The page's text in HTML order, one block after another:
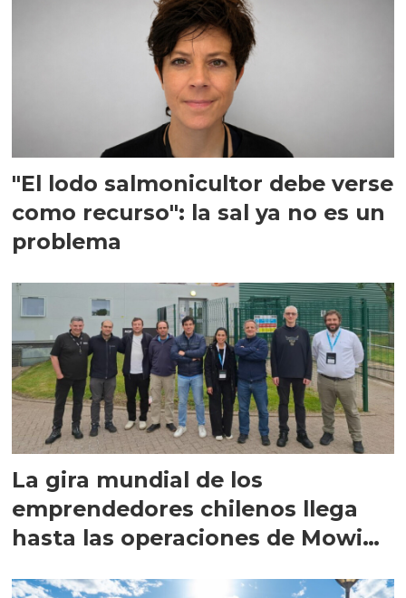
"El lodo salmonicultor debe verse
como recurso": la sal ya no es un
problema
La gira mundial de los
emprendedores chilenos llega
hasta las operaciones de Mowi